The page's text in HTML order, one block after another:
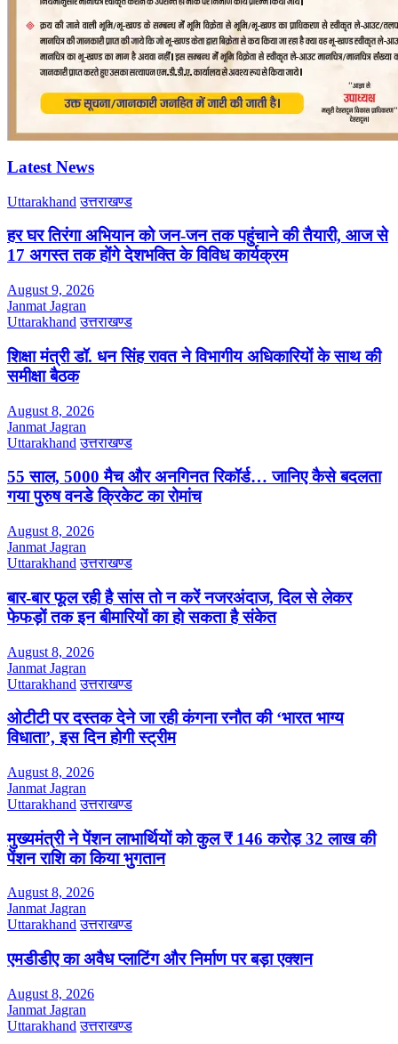
Latest News
Uttarakhand उत्तराखण्ड
हर घर तिरंगा अभियान को जन-जन तक पहुंचाने की तैयारी, आज से
17 अगस्त तक होंगे देशभक्ति के विविध कार्यक्रम
August 9, 2026
Janmat Jagran
Uttarakhand उत्तराखण्ड
शिक्षा मंत्री डॉ. धन सिंह रावत ने विभागीय अधिकारियों के साथ की
समीक्षा बैठक
August 8, 2026
Janmat Jagran
Uttarakhand उत्तराखण्ड
55 साल, 5000 मैच और अनगिनत रिकॉर्ड… जानिए कैसे बदलता
गया पुरुष वनडे क्रिकेट का रोमांच
August 8, 2026
Janmat Jagran
Uttarakhand उत्तराखण्ड
बार-बार फूल रही है सांस तो न करें नजरअंदाज, दिल से लेकर
फेफड़ों तक इन बीमारियों का हो सकता है संकेत
August 8, 2026
Janmat Jagran
Uttarakhand उत्तराखण्ड
ओटीटी पर दस्तक देने जा रही कंगना रनौत की ‘भारत भाग्य
विधाता’, इस दिन होगी स्ट्रीम
August 8, 2026
Janmat Jagran
Uttarakhand उत्तराखण्ड
मुख्यमंत्री ने पेंशन लाभार्थियों को कुल ₹ 146 करोड़ 32 लाख की
पेंशन राशि का किया भुगतान
August 8, 2026
Janmat Jagran
Uttarakhand उत्तराखण्ड
एमडीडीए का अवैध प्लाटिंग और निर्माण पर बड़ा एक्शन
August 8, 2026
Janmat Jagran
Uttarakhand उत्तराखण्ड